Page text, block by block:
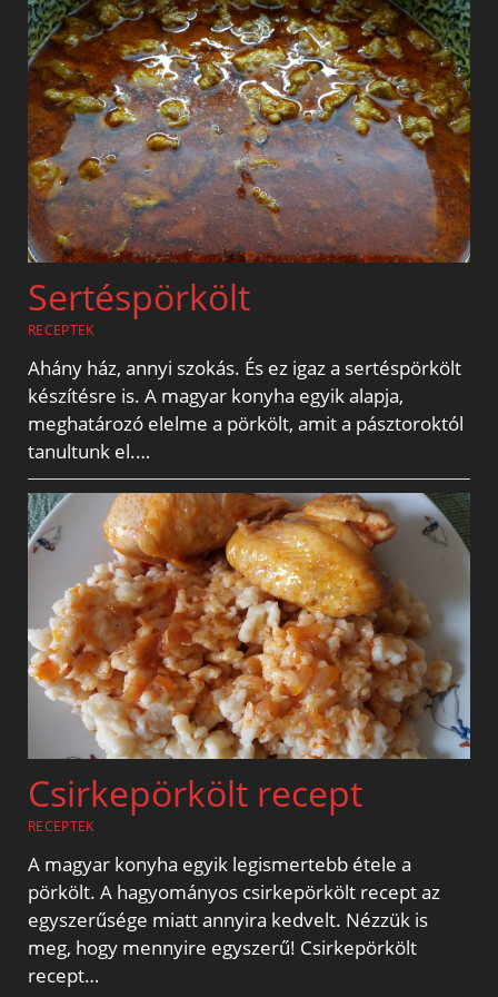
Sertéspörkölt
RECEPTEK
Ahány ház, annyi szokás. És ez igaz a sertéspörkölt
készítésre is. A magyar konyha egyik alapja,
meghatározó elelme a pörkölt, amit a pásztoroktól
tanultunk el.…
Csirkepörkölt recept
RECEPTEK
A magyar konyha egyik legismertebb étele a
pörkölt. A hagyományos csirkepörkölt recept az
egyszerűsége miatt annyira kedvelt. Nézzük is
meg, hogy mennyire egyszerű! Csirkepörkölt
recept…